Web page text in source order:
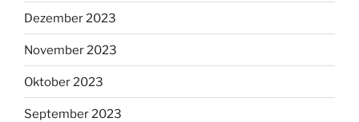
Dezember 2023
November 2023
Oktober 2023
September 2023